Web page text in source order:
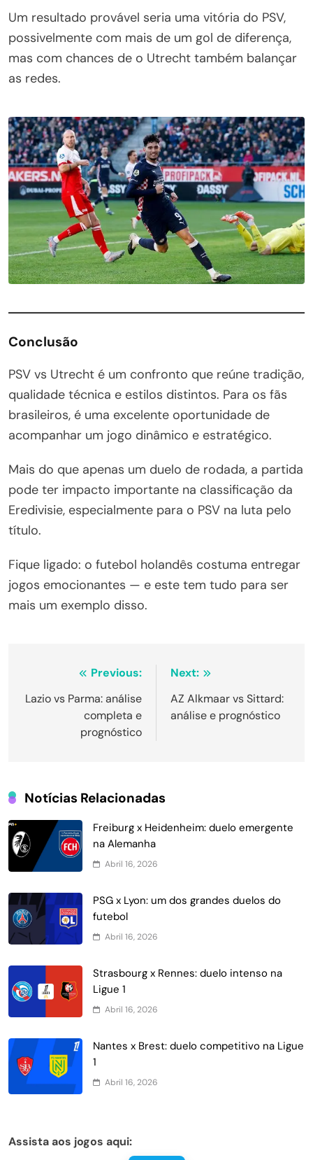
Um resultado provável seria uma vitória do PSV,
possivelmente com mais de um gol de diferença,
mas com chances de o Utrecht também balançar
as redes.
Conclusão
PSV vs Utrecht é um confronto que reúne tradição,
qualidade técnica e estilos distintos. Para os fãs
brasileiros, é uma excelente oportunidade de
acompanhar um jogo dinâmico e estratégico.
Mais do que apenas um duelo de rodada, a partida
pode ter impacto importante na classificação da
Eredivisie, especialmente para o PSV na luta pelo
título.
Fique ligado: o futebol holandês costuma entregar
jogos emocionantes — e este tem tudo para ser
mais um exemplo disso.
Navegação
de
Previous:
Lazio vs Parma: análise
completa e
prognóstico
Next:
AZ Alkmaar vs Sittard:
análise e prognóstico
Notícias Relacionadas
Freiburg x Heidenheim: duelo emergente
na Alemanha
Abril 16, 2026
PSG x Lyon: um dos grandes duelos do
futebol
Abril 16, 2026
Strasbourg x Rennes: duelo intenso na
Ligue 1
Abril 16, 2026
Nantes x Brest: duelo competitivo na Ligue
1
Abril 16, 2026
Assista aos jogos aqui: